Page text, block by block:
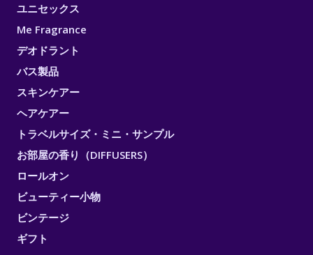
ユニセックス
Me Fragrance
デオドラント
バス製品
スキンケアー
ヘアケアー
トラベルサイズ・ミニ・サンプル
お部屋の香り（DIFFUSERS）
ロールオン
ビューティー小物
ビンテージ
ギフト